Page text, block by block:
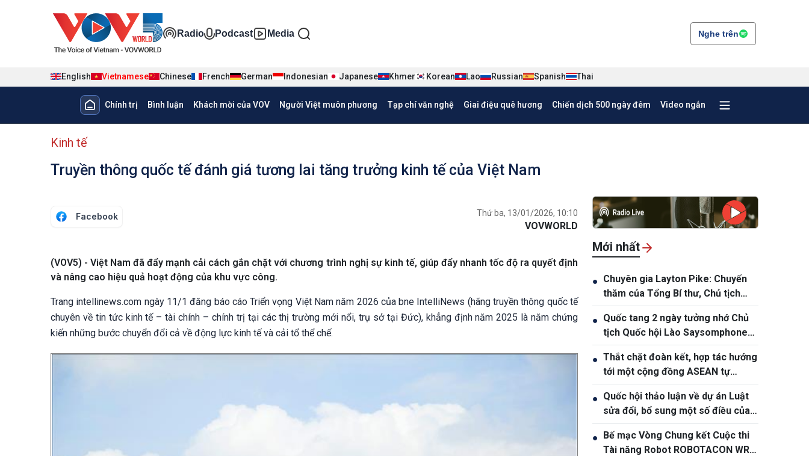
Đa phương tiện tiếng Việt
Radio Podcast Media Nghe trên
English Vietnamese Chinese French German Indonesian Japanese Khmer Korean Lao Russian Spanish Thai
Main navigation
Chính trị Bình luận Khách mời của VOV Người Việt muôn phương Tạp chí văn nghệ Giai điệu quê hương Chiến dịch 500 ngày đêm Video ngắn
menu phụ tiếng Việt
Kinh tế
Truyền thông quốc tế đánh giá tương lai tăng trưởng kinh tế của Việt Nam
Facebook Thứ ba, 13/01/2026, 10:10
VOVWORLD
(VOV5) - Việt Nam đã đẩy mạnh cải cách gắn chặt với chương trình nghị sự kinh tế, giúp đẩy nhanh tốc độ ra quyết định
và nâng cao hiệu quả hoạt động của khu vực công.
Trang intellinews.com ngày 11/1 đăng báo cáo Triển vọng Việt Nam năm 2026 của bne IntelliNews (hãng truyền thông quốc tế
chuyên về tin tức kinh tế – tài chính – chính trị tại các thị trường mới nổi, trụ sở tại Đức), khẳng định năm 2025 là năm chứng
kiến những bước chuyển đổi cả về động lực kinh tế và cải tổ thể chế.
Mới nhất
● Chuyên gia Layton Pike: Chuyến
thăm của Tổng Bí thư, Chủ tịch
nước Tô Lâm khẳng định độ tin
cậy ngày càng cao giữa Việt Nam
và Australia
● Quốc tang 2 ngày tưởng nhớ Chủ
tịch Quốc hội Lào Saysomphone
Phomvihane
● Thắt chặt đoàn kết, hợp tác hướng
tới một cộng đồng ASEAN tự
cường và bền vững
● Quốc hội thảo luận về dự án Luật
sửa đổi, bổ sung một số điều của
Luật Ngân hàng Nhà nước Việt
Nam, Luật Phòng, chống rửa tiền
● Bế mạc Vòng Chung kết Cuộc thi
Tài năng Robot ROBOTACON WRO